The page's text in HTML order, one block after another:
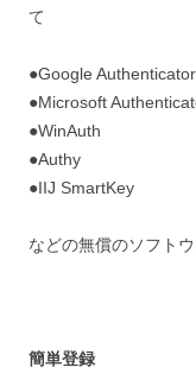
て
●Google Authenticator
●Microsoft
●WinAuth
●Authy
●IIJ SmartKey
などの無償のソフト
簡単登録